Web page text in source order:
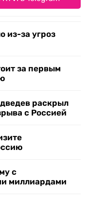
из-за угроз
за первым
раскрыл
с Россией
с
миллиардами